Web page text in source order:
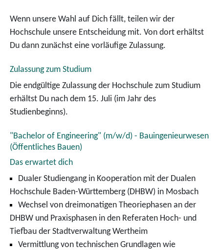
Wenn unsere Wahl auf Dich fällt, teilen wir der
Hochschule unsere Entscheidung mit. Von dort erhältst
Du dann zunächst eine vorläufige Zulassung.
Zulassung zum Studium
Die endgültige Zulassung der Hochschule zum Studium
erhältst Du nach dem 15. Juli (im Jahr des
Studienbeginns).
"Bachelor of Engineering" (m/w/d) - Bauingenieurwesen
(Öffentliches Bauen)
Das erwartet dich
Dualer Studiengang in Kooperation mit der Dualen
Hochschule Baden-Württemberg (DHBW) in Mosbach
Wechsel von dreimonatigen Theoriephasen an der
DHBW und Praxisphasen in den Referaten Hoch- und
Tiefbau der Stadtverwaltung Wertheim
Vermittlung von technischen Grundlagen wie